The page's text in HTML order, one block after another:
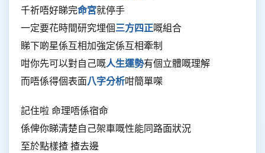
千祈唔好睇完命宮就停手
一定要花時間研究埋個三方四正嘅組合
睇下啲星係互相加強定係互相牽制
咁你先可以對自己嘅人生運勢有個立體嘅理解
而唔係得個表面八字分析咁簡單㗎
記住啦 命理唔係宿命
係俾你睇清楚自己架車嘅性能同路面狀況
至於點樣揸 揸去邊